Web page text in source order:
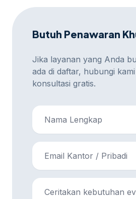
Butuh Penawaran
Jika layanan yang Anda
ada di daftar, hubungi
konsultasi gratis.